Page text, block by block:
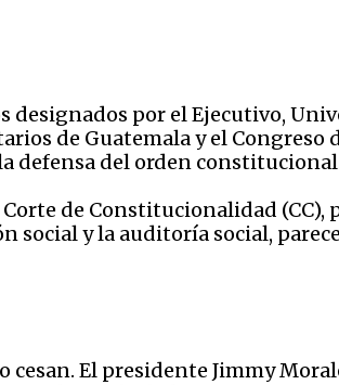
por el Ejecutivo,
de Guatemala y el
defensa del orden
de Constitucionalidad
social y la auditoría social,
El presidente Jimmy